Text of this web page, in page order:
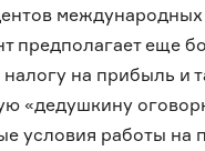
международных
предполагает еще
на прибыль и
«дедушкину
условия работы на